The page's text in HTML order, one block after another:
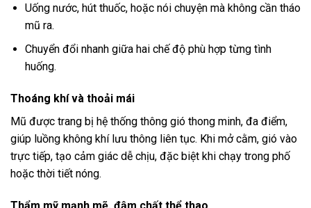
Uống nước, hút thuốc, hoặc nói chuyện mà không cần tháo
mũ ra.
Chuyển đổi nhanh giữa hai chế độ phù hợp từng tình
huống.
Thoáng khí và thoải mái
Mũ được trang bị hệ thống thông gió thong minh, đa điểm,
giúp luồng không khí lưu thông liên tục. Khi mở cằm, gió vào
trực tiếp, tạo cảm giác dễ chịu, đặc biệt khi chạy trong phố
hoặc thời tiết nóng.